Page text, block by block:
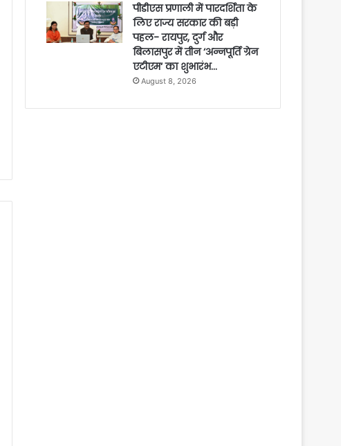
पीडीएस प्रणाली में पारदर्शिता के
लिए राज्य सरकार की बड़ी
पहल- रायपुर, दुर्ग और
बिलासपुर में तीन ‘अन्नपूर्ति ग्रेन
एटीएम‘ का शुभारंभ…
August 8, 2026